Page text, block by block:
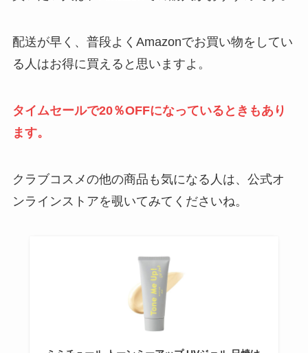
モデルの選び方
ンビニ・ヤマダ電機・ホームセン
ターで買える？
k-popトレカ売ってる場所はど
こ？公式や中古など販売店やどこ
が安いかも調査
配送が早く、普段よくAmazonでお買い物をしてい
る人はお得に買えると思いますよ。
タイムセールで20％OFFになっているときもあり
ます。
クラブコスメの他の商品も気になる人は、公式オ
ンラインストアを覗いてみてくださいね。